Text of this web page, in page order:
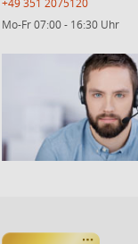
+49 351 2075120
Mo-Fr 07:00 - 16:30 Uhr